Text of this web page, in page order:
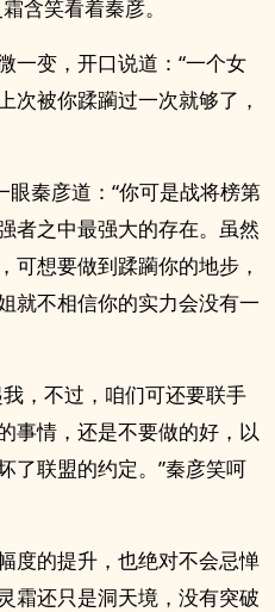
含笑看着秦彦。
一变，开口说道：“一个女
次被你蹂躏过一次就够了，
眼秦彦道：“你可是战将榜第
者之中最强大的存在。虽然
可想要做到蹂躏你的地步，
就不相信你的实力会没有一
，不过，咱们可还要联手
事情，还是不要做的好，以
了联盟的约定。”秦彦笑呵
度的提升，也绝对不会忌惮
霜还只是洞天境，没有突破